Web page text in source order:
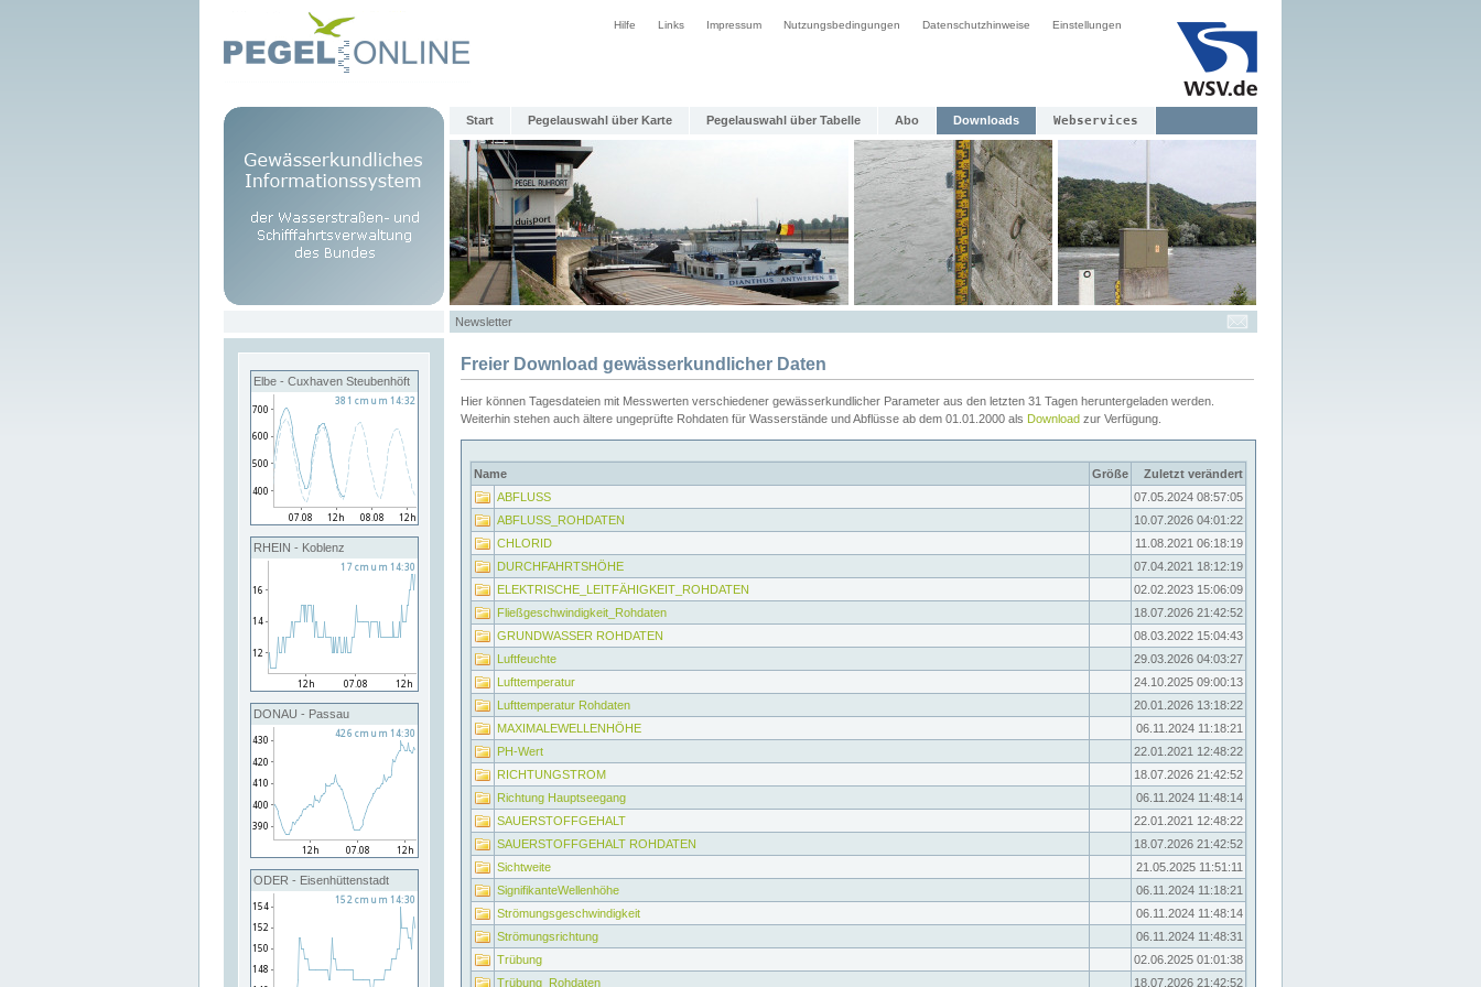
Hilfe Links Impressum Nutzungsbedingungen Datenschutzhinweise Einstellungen
Start Pegelauswahl über Karte Pegelauswahl über Tabelle Abo Downloads Webservices
Newsletter
Elbe - Cuxhaven Steubenhöft
RHEIN - Koblenz
DONAU - Passau
ODER - Eisenhüttenstadt
Freier Download gewässerkundlicher Daten
Hier können Tagesdateien mit Messwerten verschiedener gewässerkundlicher Parameter aus den letzten 31 Tagen heruntergeladen werden.
Weiterhin stehen auch ältere ungeprüfte Rohdaten für Wasserstände und Abflüsse ab dem 01.01.2000 als Download zur Verfügung.
Name Größe
Zuletzt verändert
ABFLUSS
07.05.2024 08:57:05
ABFLUSS_ROHDATEN
10.07.2026 04:01:22
CHLORID
11.08.2021 06:18:19
DURCHFAHRTSHÖHE
07.04.2021 18:12:19
ELEKTRISCHE_LEITFÄHIGKEIT_ROHDATEN
02.02.2023 15:06:09
Fließgeschwindigkeit_Rohdaten
18.07.2026 21:42:52
GRUNDWASSER ROHDATEN
08.03.2022 15:04:43
Luftfeuchte
29.03.2026 04:03:27
Lufttemperatur
24.10.2025 09:00:13
Lufttemperatur Rohdaten
20.01.2026 13:18:22
MAXIMALEWELLENHÖHE
06.11.2024 11:18:21
PH-Wert
22.01.2021 12:48:22
RICHTUNGSTROM
18.07.2026 21:42:52
Richtung Hauptseegang
06.11.2024 11:48:14
SAUERSTOFFGEHALT
22.01.2021 12:48:22
SAUERSTOFFGEHALT ROHDATEN
18.07.2026 21:42:52
Sichtweite
21.05.2025 11:51:11
SignifikanteWellenhöhe
06.11.2024 11:18:21
Strömungsgeschwindigkeit
06.11.2024 11:48:14
Strömungsrichtung
06.11.2024 11:48:31
Trübung
02.06.2025 01:01:38
Trübung_Rohdaten
18.07.2026 21:42:52